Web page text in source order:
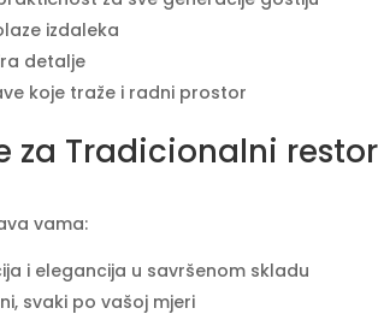
izdaleka
detalje
koje traže i radni prostor
za Tradicionalni
vama:
i elegancija u savršenom skladu
svaki po vašoj mjeri